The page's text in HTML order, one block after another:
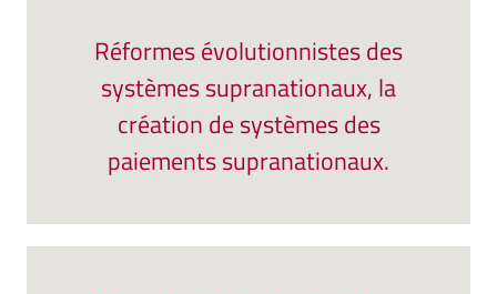
Réformes évolutionnistes des
systèmes supranationaux, la
création de systèmes des
paiements supranationaux.